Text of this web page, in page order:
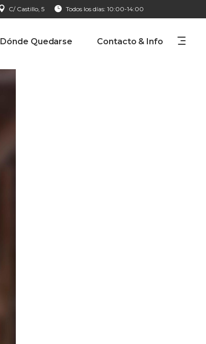
C/ Castillo, 5 Todos los días: 10:00-14:00
Dónde Quedarse Contacto & Info